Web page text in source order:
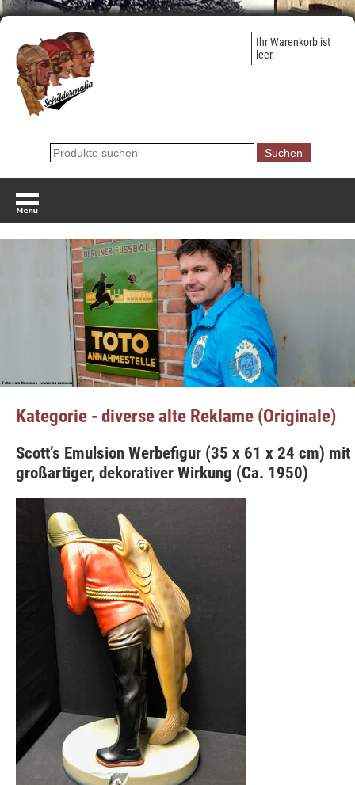
Ihr Warenkorb ist
leer.
Kategorie - diverse alte Reklame (Originale)
Scott’s Emulsion Werbefigur (35 x 61 x 24 cm) mit
großartiger, dekorativer Wirkung (Ca. 1950)